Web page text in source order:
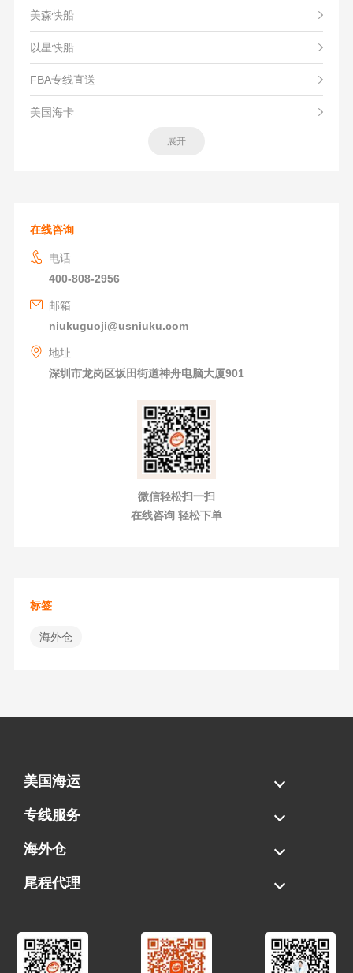
美森快船
以星快船
FBA专线直送
美国海卡
展开
在线咨询
电话
400-808-2956
邮箱
niukuguoji@usniuku.com
地址
深圳市龙岗区坂田街道神舟电脑大厦901
微信轻松扫一扫
在线咨询 轻松下单
标签
海外仓
美国海运
海运拼柜
海运整柜
美国海卡
加拿大海运
专线服务
FBA专线直送
超大件专线
AWD专线
电池专线
海外仓
一件代发
FBA中转
贴标换标
拆柜/存储
尾程代理